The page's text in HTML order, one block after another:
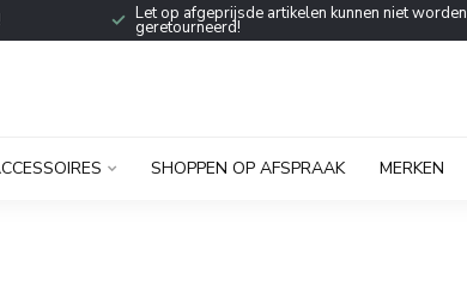
Let op afgeprijsde artikelen kunnen niet worden
geretourneerd!
SHOPPEN OP AFSPRAAK MERKEN